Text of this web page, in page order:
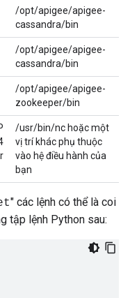
/opt/apigee/apigee-
cassandra/bin
/opt/apigee/apigee-
cassandra/bin
/opt/apigee/apigee-
zookeeper/bin
/usr/bin/nc hoặc một
vị trí khác phụ thuộc
vào hệ điều hành của
bạn
" các lệnh có thể là coi
tập lệnh Python sau: